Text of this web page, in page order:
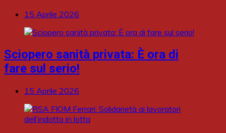
15 Aprile 2026
Sciopero sanità privata: È ora di
fare sul serio!
15 Aprile 2026